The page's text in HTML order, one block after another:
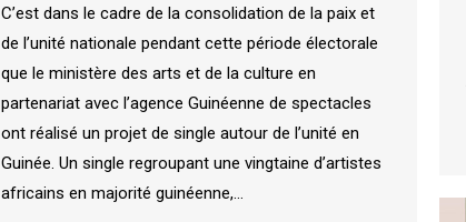
C’est dans le cadre de la consolidation de la paix et
de l’unité nationale pendant cette période électorale
que le ministère des arts et de la culture en
partenariat avec l’agence Guinéenne de spectacles
ont réalisé un projet de single autour de l’unité en
Guinée. Un single regroupant une vingtaine d’artistes
africains en majorité guinéenne,…